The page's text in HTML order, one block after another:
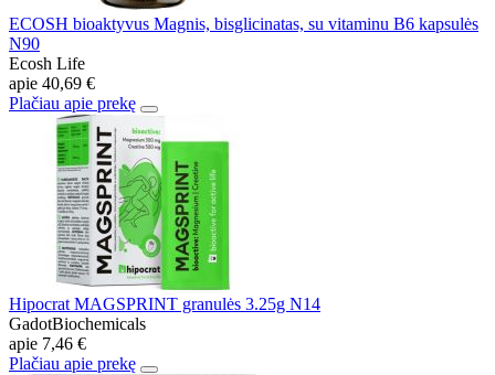
ECOSH bioaktyvus Magnis, bisglicinatas, su vitaminu B6 kapsulės
N90
Ecosh Life
apie 40,69 €
Plačiau apie prekę
Hipocrat MAGSPRINT granulės 3.25g N14
GadotBiochemicals
apie 7,46 €
Plačiau apie prekę